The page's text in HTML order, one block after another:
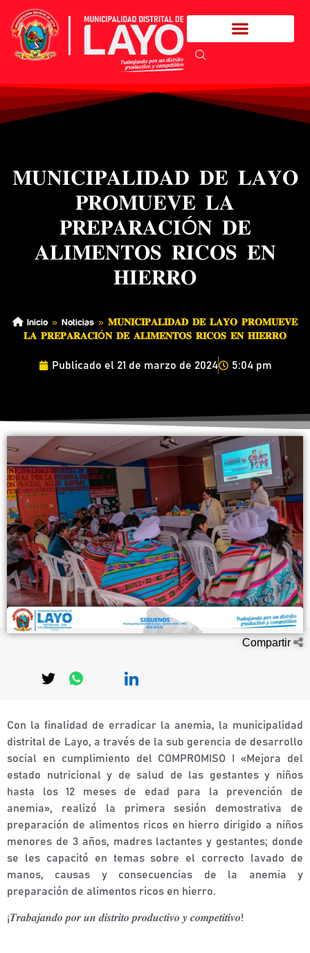
𝐌𝐔𝐍𝐈𝐂𝐈𝐏𝐀𝐋𝐈𝐃𝐀𝐃 𝐃𝐄 𝐋𝐀𝐘𝐎
𝐏𝐑𝐎𝐌𝐔𝐄𝐕𝐄 𝐋𝐀
𝐏𝐑𝐄𝐏𝐀𝐑𝐀𝐂𝐈Ó𝐍 𝐃𝐄
𝐀𝐋𝐈𝐌𝐄𝐍𝐓𝐎𝐒 𝐑𝐈𝐂𝐎𝐒 𝐄𝐍
𝐇𝐈𝐄𝐑𝐑𝐎
Inicio » Noticias » 𝐌𝐔𝐍𝐈𝐂𝐈𝐏𝐀𝐋𝐈𝐃𝐀𝐃 𝐃𝐄 𝐋𝐀𝐘𝐎 𝐏𝐑𝐎𝐌𝐔𝐄𝐕𝐄
𝐋𝐀 𝐏𝐑𝐄𝐏𝐀𝐑𝐀𝐂𝐈Ó𝐍 𝐃𝐄 𝐀𝐋𝐈𝐌𝐄𝐍𝐓𝐎𝐒 𝐑𝐈𝐂𝐎𝐒 𝐄𝐍 𝐇𝐈𝐄𝐑𝐑𝐎
Publicado el 21 de marzo de 2024 5:04 pm
Compartir
Con la finalidad de erradicar la anemia, la municipalidad
distrital de Layo, a través de la sub gerencia de desarrollo
social en cumplimiento del COMPROMISO I «Mejora del
estado nutricional y de salud de las gestantes y niños
hasta los 12 meses de edad para la prevención de
anemia», realizó la primera sesión demostrativa de
preparación de alimentos ricos en hierro dirigido a niños
menores de 3 años, madres lactantes y gestantes; donde
se les capacitó en temas sobre el correcto lavado de
manos, causas y consecuencias de la anemia y
preparación de alimentos ricos en hierro.
¡𝑻𝒓𝒂𝒃𝒂𝒋𝒂𝒏𝒅𝒐 𝒑𝒐𝒓 𝒖𝒏 𝒅𝒊𝒔𝒕𝒓𝒊𝒕𝒐 𝒑𝒓𝒐𝒅𝒖𝒄𝒕𝒊𝒗𝒐 𝒚 𝒄𝒐𝒎𝒑𝒆𝒕𝒊𝒕𝒊𝒗𝒐!